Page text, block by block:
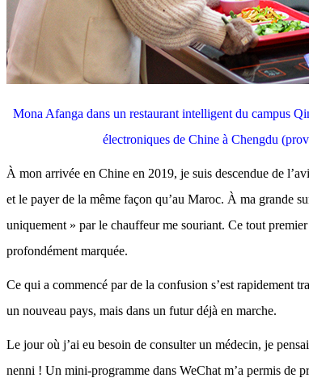
Mona Afanga dans un restaurant intelligent du campus
électroniques de Chine à Chengdu
À mon arrivée en Chine en 2019, je suis descendue de
et le payer de la même façon qu’au Maroc. À ma grande
uniquement » par le chauffeur me souriant. Ce tout
profondément marquée.
Ce qui a commencé par de la confusion s’est rapidement
un nouveau pays, mais dans un futur déjà en marche.
Le jour où j’ai eu besoin de consulter un médecin, je
nenni ! Un mini-programme dans WeChat m’a permis de